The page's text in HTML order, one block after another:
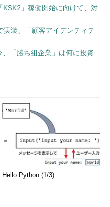
」稼働開始に向けて、対
実装、「顧客アイデンティテ
「勝ち組企業」は何に投資
Hello Python (1/3)